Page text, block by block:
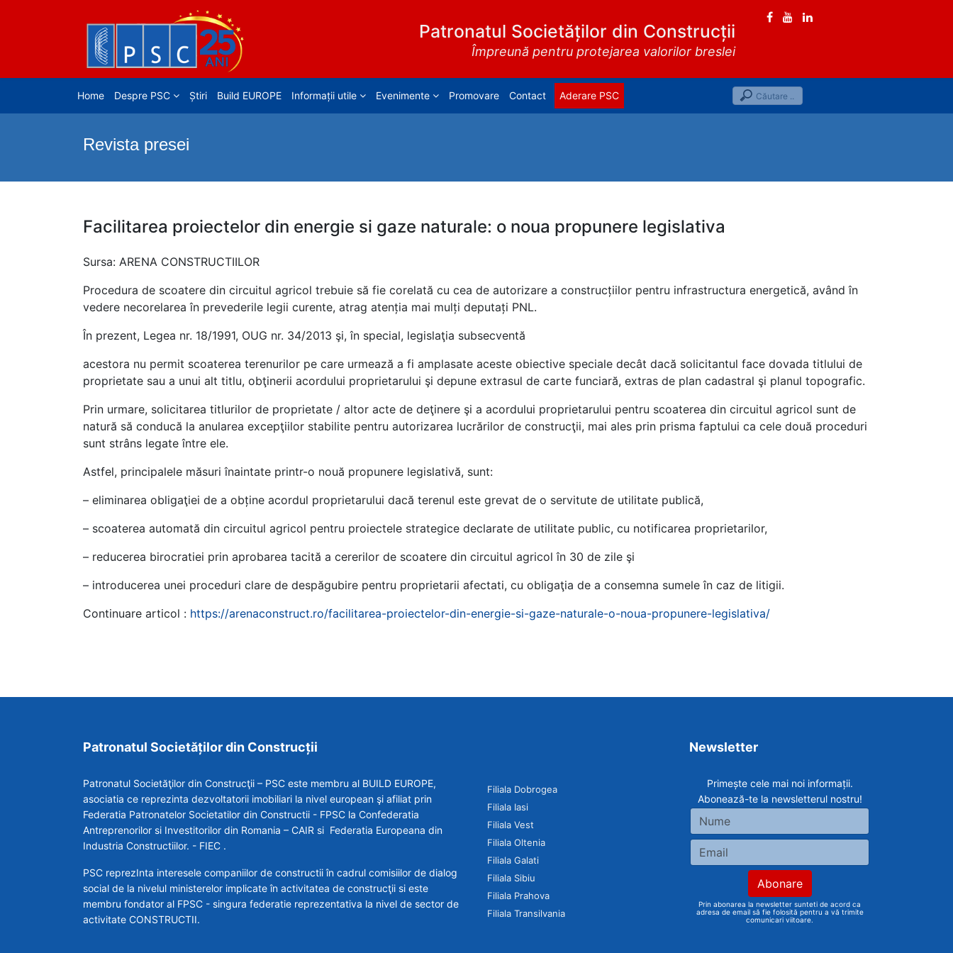
Patronatul Societăților din Construcții
Împreună pentru protejarea valorilor breslei
Home Despre PSC Știri Build EUROPE Informații utile Evenimente Promovare Contact Aderare PSC
Revista presei
Facilitarea proiectelor din energie si gaze naturale: o noua propunere legislativa
Sursa: ARENA CONSTRUCTIILOR
Procedura de scoatere din circuitul agricol trebuie să fie corelată cu cea de autorizare a construcțiilor pentru infrastructura energetică, având în
vedere necorelarea în prevederile legii curente, atrag atenția mai mulți deputați PNL.
În prezent, Legea nr. 18/1991, OUG nr. 34/2013 şi, în special, legislaţia subsecventă
acestora nu permit scoaterea terenurilor pe care urmează a fi amplasate aceste obiective speciale decât dacă solicitantul face dovada titlului de
proprietate sau a unui alt titlu, obţinerii acordului proprietarului şi depune extrasul de carte funciară, extras de plan cadastral şi planul topografic.
Prin urmare, solicitarea titlurilor de proprietate / altor acte de deţinere şi a acordului proprietarului pentru scoaterea din circuitul agricol sunt de
natură să conducă la anularea excepţiilor stabilite pentru autorizarea lucrărilor de construcţii, mai ales prin prisma faptului ca cele două proceduri
sunt strâns legate între ele.
Astfel, principalele măsuri înaintate printr-o nouă propunere legislativă, sunt:
– eliminarea obligaţiei de a obține acordul proprietarului dacă terenul este grevat de o servitute de utilitate publică,
– scoaterea automată din circuitul agricol pentru proiectele strategice declarate de utilitate public, cu notificarea proprietarilor,
– reducerea birocratiei prin aprobarea tacită a cererilor de scoatere din circuitul agricol în 30 de zile şi
– introducerea unei proceduri clare de despăgubire pentru proprietarii afectati, cu obligaţia de a consemna sumele în caz de litigii.
Continuare articol : https://arenaconstruct.ro/facilitarea-proiectelor-din-energie-si-gaze-naturale-o-noua-propunere-legislativa/
Patronatul Societăților din Construcții
Patronatul Societăţilor din Construcţii – PSC este membru al BUILD EUROPE,
asociatia ce reprezinta dezvoltatorii imobiliari la nivel european şi afiliat prin
Federatia Patronatelor Societatilor din Constructii - FPSC la Confederatia
Antreprenorilor si Investitorilor din Romania – CAIR si Federatia Europeana din
Industria Constructiilor. - FIEC .
PSC reprezInta interesele companiilor de constructii în cadrul comisiilor de dialog
social de la nivelul ministerelor implicate în activitatea de construcţii si este
membru fondator al FPSC - singura federatie reprezentativa la nivel de sector de
activitate CONSTRUCTII.
Filiala Dobrogea
Filiala Iasi
Filiala Vest
Filiala Oltenia
Filiala Galati
Filiala Sibiu
Filiala Prahova
Filiala Transilvania
Newsletter
Primește cele mai noi informații.
Abonează-te la newsletterul nostru!
Prin abonarea la newsletter sunteti de acord ca
adresa de email să fie folosită pentru a vă trimite
comunicari viitoare.